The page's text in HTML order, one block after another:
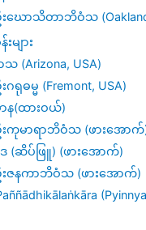
ဃောသိတာဘိဝံသ (Oakland,
များ
(Arizona, USA)
ရုဓမ္မ (Fremont, USA)
န(ထားဝယ်)
ကုမာရာဘိဝံသ (ဖားအောက်
(ဆိပ်ဖြူ) (ဖားအောက်)
ဇနကာဘိဝံသ (ဖားအောက်)